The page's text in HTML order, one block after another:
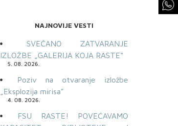
NAJNOVIJE VESTI
SVEČANO ZATVARANJE
IZLOŽBE „GALERIJA KOJA RASTE“
5. 08. 2026.
Poziv na otvaranje izložbe
„Eksplozija mirisa”
4. 08. 2026.
FSU RASTE! POVEĆAVAMO